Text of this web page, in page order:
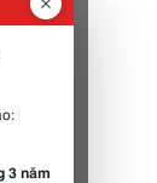
3 năm